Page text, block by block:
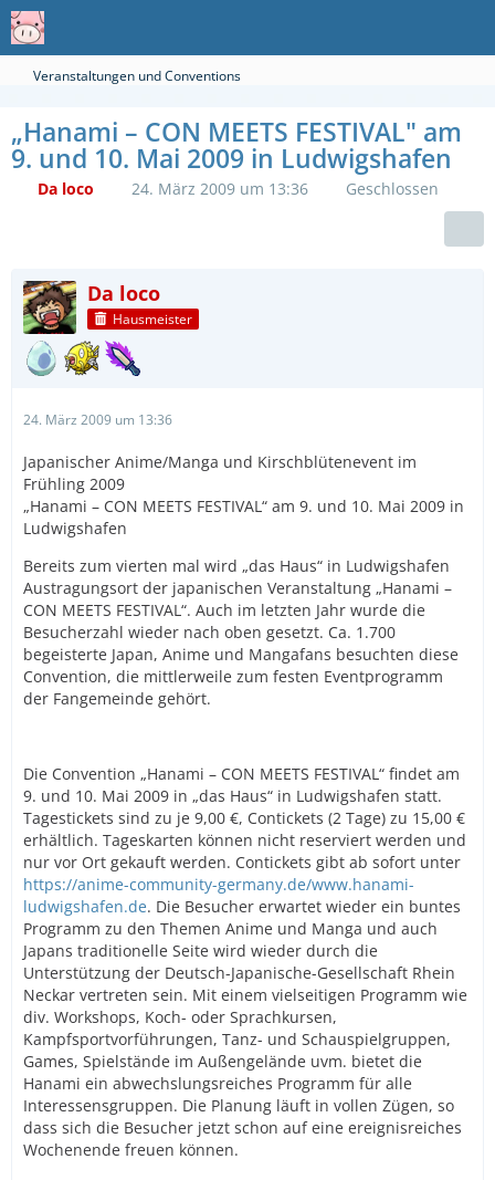
Veranstaltungen und Conventions
„Hanami – CON MEETS FESTIVAL" am
9. und 10. Mai 2009 in Ludwigshafen
Da loco 24. März 2009 um 13:36 Geschlossen
Da loco
Hausmeister
24. März 2009 um 13:36
Japanischer Anime/Manga und Kirschblütenevent im
Frühling 2009
„Hanami – CON MEETS FESTIVAL“ am 9. und 10. Mai 2009 in
Ludwigshafen
Bereits zum vierten mal wird „das Haus“ in Ludwigshafen
Austragungsort der japanischen Veranstaltung „Hanami –
CON MEETS FESTIVAL“. Auch im letzten Jahr wurde die
Besucherzahl wieder nach oben gesetzt. Ca. 1.700
begeisterte Japan, Anime und Mangafans besuchten diese
Convention, die mittlerweile zum festen Eventprogramm
der Fangemeinde gehört.
Die Convention „Hanami – CON MEETS FESTIVAL“ findet am
9. und 10. Mai 2009 in „das Haus“ in Ludwigshafen statt.
Tagestickets sind zu je 9,00 €, Contickets (2 Tage) zu 15,00 €
erhältlich. Tageskarten können nicht reserviert werden und
nur vor Ort gekauft werden. Contickets gibt ab sofort unter
https://anime-community-germany.de/www.hanami-
ludwigshafen.de. Die Besucher erwartet wieder ein buntes
Programm zu den Themen Anime und Manga und auch
Japans traditionelle Seite wird wieder durch die
Unterstützung der Deutsch-Japanische-Gesellschaft Rhein
Neckar vertreten sein. Mit einem vielseitigen Programm wie
div. Workshops, Koch- oder Sprachkursen,
Kampfsportvorführungen, Tanz- und Schauspielgruppen,
Games, Spielstände im Außengelände uvm. bietet die
Hanami ein abwechslungsreiches Programm für alle
Interessensgruppen. Die Planung läuft in vollen Zügen, so
dass sich die Besucher jetzt schon auf eine ereignisreiches
Wochenende freuen können.